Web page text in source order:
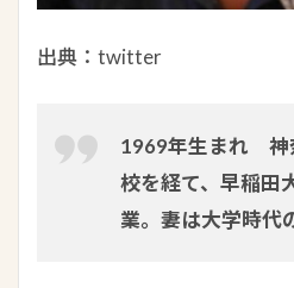
出典：twitter
1969年生まれ 神
校を経て、早稲田
業。妻は大学時代